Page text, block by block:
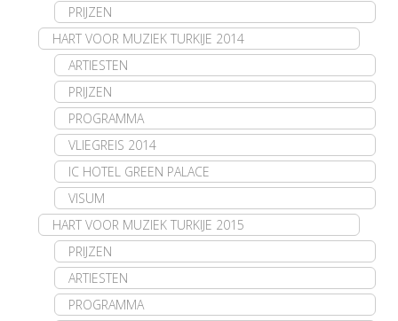
PRIJZEN
HART VOOR MUZIEK TURKIJE 2014
ARTIESTEN
PRIJZEN
PROGRAMMA
VLIEGREIS 2014
IC HOTEL GREEN PALACE
VISUM
HART VOOR MUZIEK TURKIJE 2015
PRIJZEN
ARTIESTEN
PROGRAMMA